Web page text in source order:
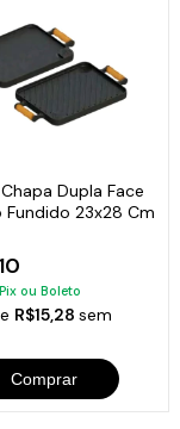
Dupla Face
Fundido 23x28 Cm
ou Boleto
R$15,28 sem
Comprar